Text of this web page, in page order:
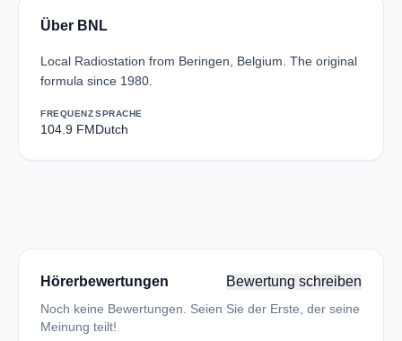
Über BNL
Local Radiostation from Beringen, Belgium. The original
formula since 1980.
FREQUENZ
104.9 FM
SPRACHE
Dutch
Hörerbewertungen Bewertung schreiben
Noch keine Bewertungen. Seien Sie der Erste, der seine
Meinung teilt!